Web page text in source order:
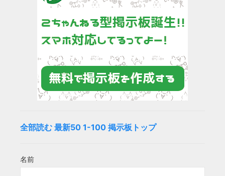
全部読む 最新50 1-100 掲示板トップ
名前